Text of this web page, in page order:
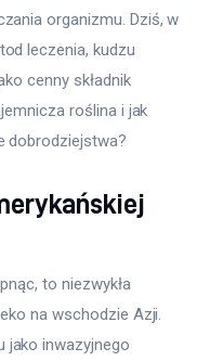
organizmu. Dziś, w
leczenia, kudzu
cenny składnik
roślina i jak
dobrodziejstwa?
to niezwykła
na wschodzie Azji.
jako inwazyjnego